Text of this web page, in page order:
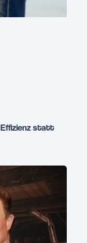
Effizienz statt